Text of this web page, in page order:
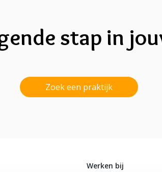
stap in
Zoek een praktijk
Werken bij